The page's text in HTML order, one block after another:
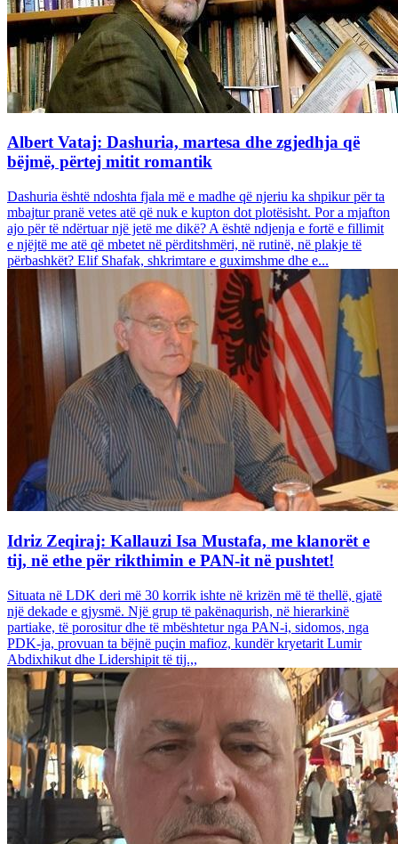
Albert Vataj: Dashuria, martesa dhe zgjedhja që
bëjmë, përtej mitit romantik
Dashuria është ndoshta fjala më e madhe që njeriu ka shpikur për ta
mbajtur pranë vetes atë që nuk e kupton dot plotësisht. Por a mjafton
ajo për të ndërtuar një jetë me dikë? A është ndjenja e fortë e fillimit
e njëjtë me atë që mbetet në përditshmëri, në rutinë, në plakje të
përbashkët? Elif Shafak, shkrimtare e guximshme dhe e...
Idriz Zeqiraj: Kallauzi Isa Mustafa, me klanorët e
tij, në ethe për rikthimin e PAN-it në pushtet!
Situata në LDK deri më 30 korrik ishte në krizën më të thellë, gjatë
një dekade e gjysmë. Një grup të pakënaqurish, në hierarkinë
partiake, të porositur dhe të mbështetur nga PAN-i, sidomos, nga
PDK-ja, provuan ta bëjnë puçin mafioz, kundër kryetarit Lumir
Abdixhikut dhe Lidershipit të tij.,,